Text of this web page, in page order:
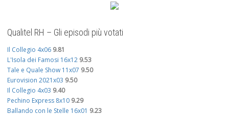
Qualitel RH – Gli episodi più votati
Il Collegio 4x06 9.81
L'Isola dei Famosi 16x12 9.53
Tale e Quale Show 11x07 9.50
Eurovision 2021x03 9.50
Il Collegio 4x03 9.40
Pechino Express 8x10 9.29
Ballando con le Stelle 16x01 9.23